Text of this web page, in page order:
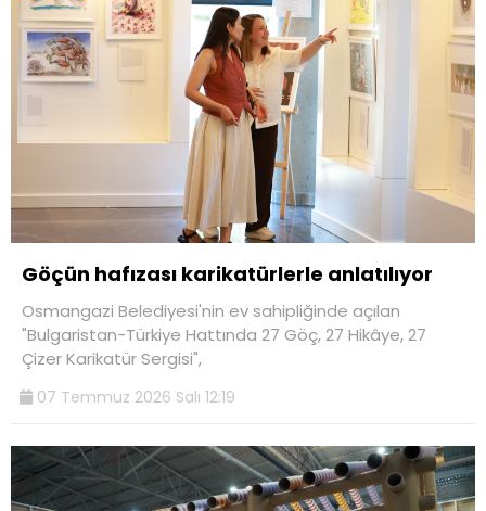
Göçün hafızası karikatürlerle anlatılıyor
Osmangazi Belediyesi'nin ev sahipliğinde açılan
"Bulgaristan-Türkiye Hattında 27 Göç, 27 Hikâye, 27
Çizer Karikatür Sergisi",
07 Temmuz 2026 Salı 12:19